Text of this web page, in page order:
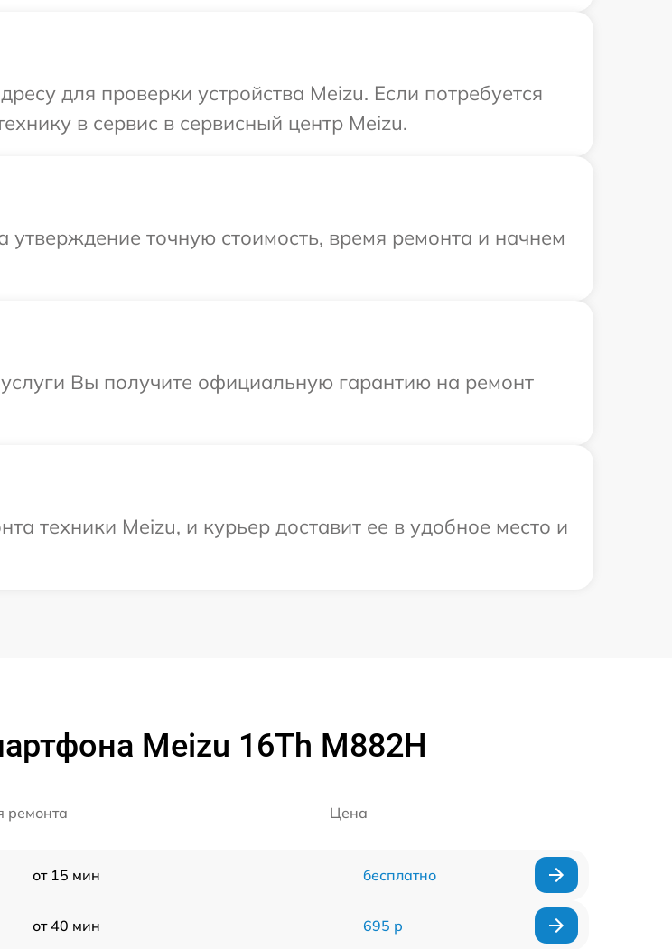
для проверки устройства Meizu. Если потребуется
в сервис в сервисный центр Meizu.
точную стоимость, время ремонта и начнем
Вы получите официальную гарантию на ремонт
техники Meizu, и курьер доставит ее в удобное место и
Meizu 16Th M882H
ремонта Цена
от 15 мин бесплатно
от 40 мин 695 р